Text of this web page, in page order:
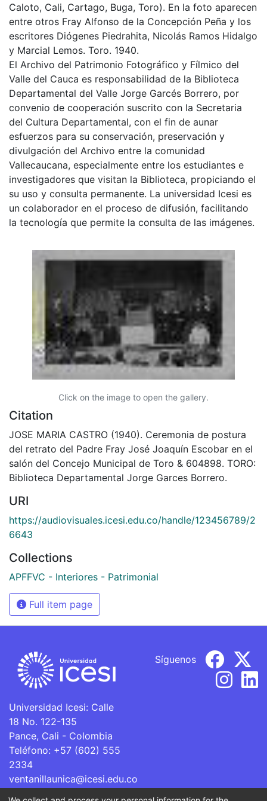
Caloto, Cali, Cartago, Buga, Toro). En la foto aparecen
entre otros Fray Alfonso de la Concepción Peña y los
escritores Diógenes Piedrahita, Nicolás Ramos Hidalgo
y Marcial Lemos. Toro. 1940.
El Archivo del Patrimonio Fotográfico y Fílmico del
Valle del Cauca es responsabilidad de la Biblioteca
Departamental del Valle Jorge Garcés Borrero, por
convenio de cooperación suscrito con la Secretaria
del Cultura Departamental, con el fin de aunar
esfuerzos para su conservación, preservación y
divulgación del Archivo entre la comunidad
Vallecaucana, especialmente entre los estudiantes e
investigadores que visitan la Biblioteca, propiciando el
su uso y consulta permanente. La universidad Icesi es
un colaborador en el proceso de difusión, facilitando
la tecnología que permite la consulta de las imágenes.
Click on the image to open the gallery.
Citation
JOSE MARIA CASTRO (1940). Ceremonia de postura
del retrato del Padre Fray José Joaquín Escobar en el
salón del Concejo Municipal de Toro & 604898. TORO:
Biblioteca Departamental Jorge Garces Borrero.
URI
https://audiovisuales.icesi.edu.co/handle/123456789/2
6643
Collections
APFFVC - Interiores - Patrimonial
Full item page
Universidad Icesi: Calle
18 No. 122-135
Pance, Cali - Colombia
Teléfono: +57 (602) 555
2334
ventanillaunica@icesi.edu.co
Síguenos